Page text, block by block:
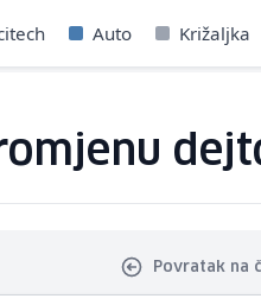
Auto Križaljka
Povratak na